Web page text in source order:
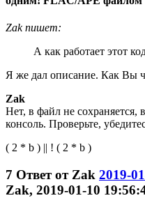
Zak пишет:
А как работает этот
Я же дал описание. Как Вы
Zak
Нет, в файл не сохраняется,
консоль. Проверьте,
( 2 * b ) || ! ( 2 * b )
7 Ответ от Zak 2019-
Zak, 2019-01-10